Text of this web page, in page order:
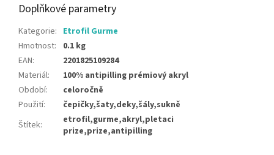
Doplňkové parametry
Kategorie: Etrofil Gurme
Hmotnost:
0.1 kg
EAN:
2201825109284
Materiál:
100% antipilling prémiový akryl
Období:
celoročně
Použití:
čepičky,šaty,deky,šály,sukně
Štítek:
etrofil,gurme,akryl,pletaci
prize,prize,antipilling